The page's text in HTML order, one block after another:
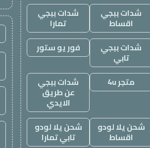
شدات ببجي
اقساط
شدات ببجي
تمارا
شدات ببجي
تابي
فور يو ستور
متجر 4u شدات ببجي
عن طريق
الايدي
شحن يلا لودو
اقساط
شحن يلا لودو
تابي تمارا